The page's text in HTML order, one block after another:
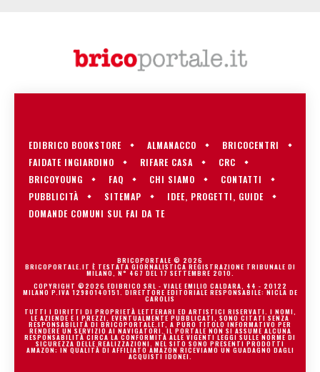
EDIBRICO BOOKSTORE ALMANACCO
BRICOCENTRI
FAIDATE INGIARDINO
RIFARE CASA
CRC
BRICOYOUNG
FAQ CHI SIAMO
CONTATTI
PUBBLICITÀ
SITEMAP
IDEE, PROGETTI, GUIDE
DOMANDE COMUNI SUL FAI DA TE
BRICOPORTALE © 2026
BRICOPORTALE.IT È TESTATA GIORNALISTICA REGISTRAZIONE TRIBUNALE DI
MILANO, N° 467 DEL 17 SETTEMBRE 2010.
COPYRIGHT ©2026 EDIBRICO SRL - VIALE EMILIO CALDARA, 44 - 20122
MILANO P.IVA 12980140151. DIRETTORE EDITORIALE RESPONSABILE: NICLA DE
CAROLIS
TUTTI I DIRITTI DI PROPRIETÀ LETTERARI ED ARTISTICI RISERVATI. I NOMI,
LE AZIENDE E I PREZZI, EVENTUALMENTE PUBBLICATI, SONO CITATI SENZA
RESPONSABILITÀ DI BRICOPORTALE.IT, A PURO TITOLO INFORMATIVO PER
RENDERE UN SERVIZIO AI NAVIGATORI. IL PORTALE NON SI ASSUME ALCUNA
RESPONSABILITÀ CIRCA LA CONFORMITÀ ALLE VIGENTI LEGGI SULLE NORME DI
SICUREZZA DELLE REALIZZAZIONI. NEL SITO SONO PRESENTI PRODOTTI
AMAZON; IN QUALITÀ DI AFFILIATO AMAZON RICEVIAMO UN GUADAGNO DAGLI
ACQUISTI IDONEI.